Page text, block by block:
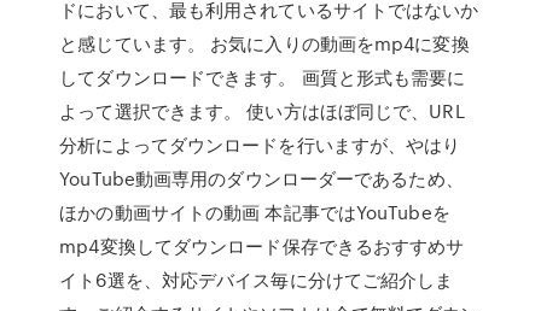
ドにおいて、最も利用されているサイトではないか
と感じています。 お気に入りの動画をmp4に変換
してダウンロードできます。 画質と形式も需要に
よって選択できます。 使い方はほぼ同じで、URL
分析によってダウンロードを行いますが、やはり
YouTube動画専用のダウンローダーであるため、
ほかの動画サイトの動画 本記事ではYouTubeを
mp4変換してダウンロード保存できるおすすめサ
イト6選を、対応デバイス毎に分けてご紹介しま